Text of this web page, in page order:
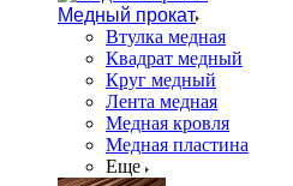
Медный прокат
Втулка медная
Квадрат медный
Круг медный
Лента медная
Медная кровля
Медная пластина
Еще